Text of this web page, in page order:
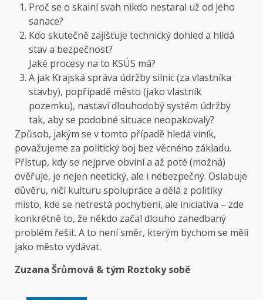
Proč se o skalní svah nikdo nestaral už od jeho
sanace?
Kdo skutečně zajišťuje technický dohled a hlídá
stav a bezpečnost?
Jaké procesy na to KSÚS má?
A jak Krajská správa údržby silnic (za vlastníka
stavby), popřípadě město (jako vlastník
pozemku), nastaví dlouhodobý systém údržby
tak, aby se podobné situace neopakovaly?
Způsob, jakým se v tomto případě hledá viník,
považujeme za politický boj bez věcného základu.
Přístup, kdy se nejprve obviní a až poté (možná)
ověřuje, je nejen neetický, ale i nebezpečný. Oslabuje
důvěru, ničí kulturu spolupráce a dělá z politiky
místo, kde se netrestá pochybení, ale iniciativa – zde
konkrétně to, že někdo začal dlouho zanedbaný
problém řešit. A to není směr, kterým bychom se měli
jako město vydávat.
Zuzana Šrůmová & tým Roztoky sobě